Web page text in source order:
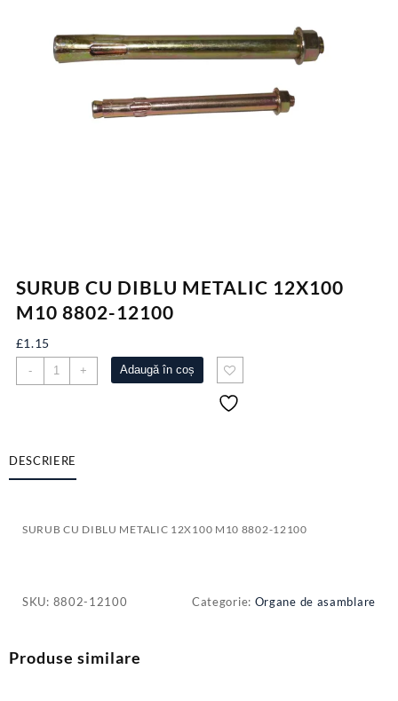
SURUB CU DIBLU METALIC 12X100
M10 8802-12100
£1.15
-
Cantitate
SURUB
12X100
M10
+ Adaugă în coș
DESCRIERE
SURUB CU DIBLU METALIC 12X100 M10 8802-12100
SKU: 8802-12100 Categorie: Organe de asamblare
Produse similare